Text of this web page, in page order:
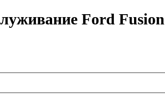
Ford Fusion